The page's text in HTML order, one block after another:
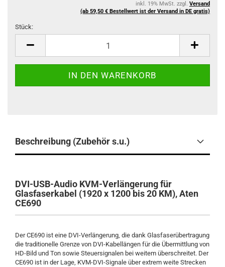
inkl. 19% MwSt. zzgl. Versand
(ab 59,50 € Bestellwert ist der Versand in DE gratis)
Stück:
Beschreibung (Zubehör s.u.)
DVI-USB-Audio KVM-Verlängerung für
Glasfaserkabel (1920 x 1200 bis 20 KM), Aten
CE690
Der CE690 ist eine DVI-Verlängerung, die dank Glasfaserübertragung
die traditionelle Grenze von DVI-Kabellängen für die Übermittlung von
HD-Bild und Ton sowie Steuersignalen bei weitem überschreitet. Der
CE690 ist in der Lage, KVM-DVI-Signale über extrem weite Strecken